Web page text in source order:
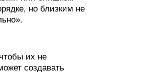
но близким не
их не
создавать